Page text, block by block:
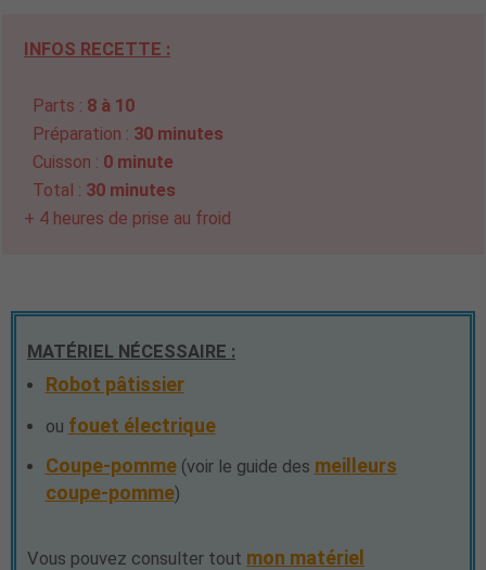
INFOS RECETTE :
Parts : 8 à 10
Préparation : 30 minutes
Cuisson : 0 minute
Total : 30 minutes
+ 4 heures de prise au froid
MATÉRIEL NÉCESSAIRE :
Robot pâtissier
ou fouet électrique
Coupe-pomme(voir le guide des meilleurs
coupe-pomme)
Vous pouvez consulter tout mon matériel